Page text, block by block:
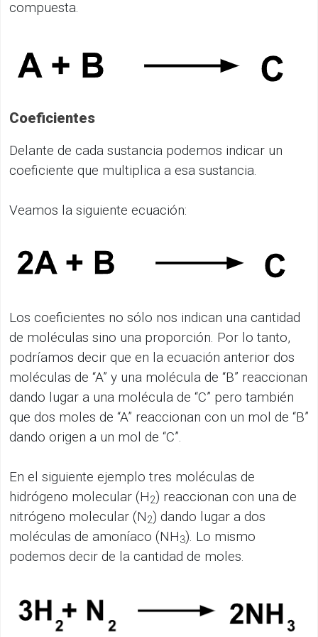
compuesta.
Coeficientes
Delante de cada sustancia podemos indicar un
coeficiente que multiplica a esa sustancia.
Veamos la siguiente ecuación:
Los coeficientes no sólo nos indican una cantidad
de moléculas sino una proporción. Por lo tanto,
podríamos decir que en la ecuación anterior dos
moléculas de “A” y una molécula de “B” reaccionan
dando lugar a una molécula de “C” pero también
que dos moles de “A” reaccionan con un mol de “B”
dando origen a un mol de “C”.
En el siguiente ejemplo tres moléculas de
hidrógeno molecular (H2) reaccionan con una de
nitrógeno molecular (N2) dando lugar a dos
moléculas de amoníaco (NH3). Lo mismo
podemos decir de la cantidad de moles.